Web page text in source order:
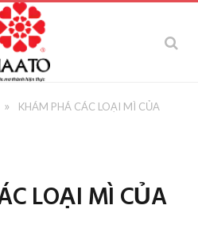
»
KHÁM PHÁ CÁC LOẠI MÌ CỦA
LOẠI MÌ CỦA